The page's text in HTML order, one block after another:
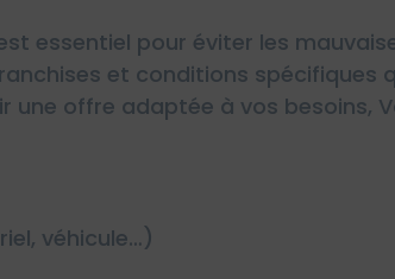
essentiel pour éviter les
et conditions spécifiques
offre adaptée à vos besoins,
véhicule…)